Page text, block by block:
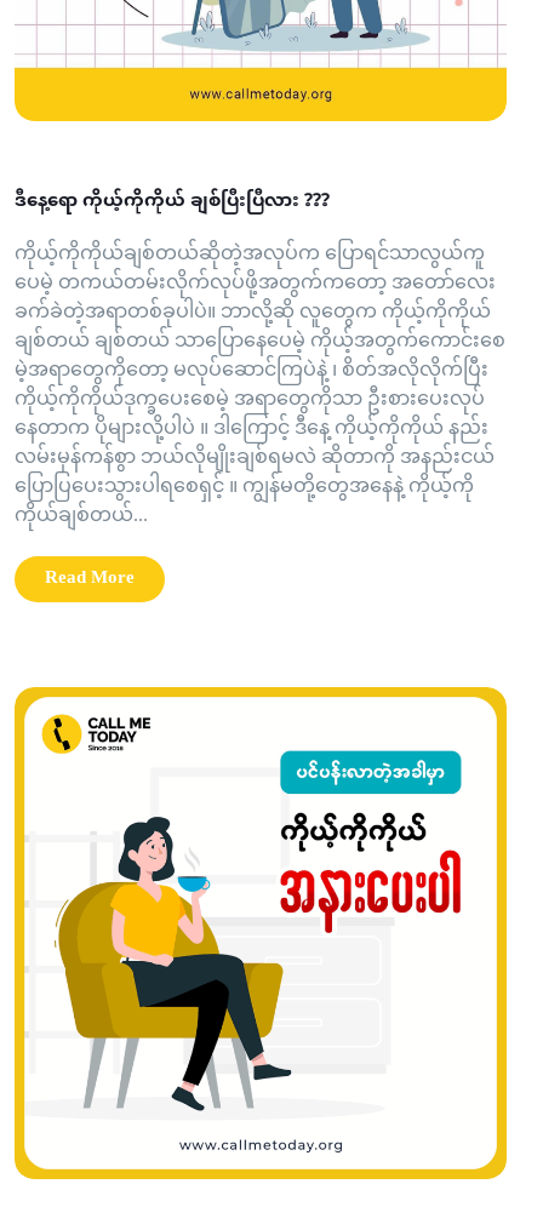
ဒီနေ့ရော ကိုယ့်ကိုကိုယ် ချစ်ပြီးပြီလား ???
ကိုယ့်ကိုကိုယ်ချစ်တယ်ဆိုတဲ့အလုပ်က ပြောရင်သာလွယ်ကူ
ပေမဲ့ တကယ်တမ်းလိုက်လုပ်ဖို့အတွက်ကတော့ အတော်လေး
ခက်ခဲတဲ့အရာတစ်ခုပါပဲ။ ဘာလို့ဆို လူတွေက ကိုယ့်ကိုကိုယ်
ချစ်တယ် ချစ်တယ် သာပြောနေပေမဲ့ ကိုယ့်အတွက်ကောင်းစေ
မဲ့အရာတွေကိုတော့ မလုပ်ဆောင်ကြပဲနဲ့ ၊ စိတ်အလိုလိုက်ပြီး
ကိုယ့်ကိုကိုယ်ဒုက္ခပေးစေမဲ့ အရာတွေကိုသာ ဦးစားပေးလုပ်
နေတာက ပိုများလို့ပါပဲ ။ ဒါကြောင့် ဒီနေ့ ကိုယ့်ကိုကိုယ် နည်း
လမ်းမှန်ကန်စွာ ဘယ်လိုမျိုးချစ်ရမလဲ ဆိုတာကို အနည်းငယ်
ပြောပြပေးသွားပါရစေရှင့် ။ ကျွန်မတို့တွေအနေနဲ့ ကိုယ့်ကို
ကိုယ်ချစ်တယ်...
Read More